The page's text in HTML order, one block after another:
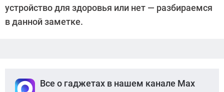
устройство для здоровья или нет — разбираемся
в данной заметке.
Все о гаджетах в нашем канале Max